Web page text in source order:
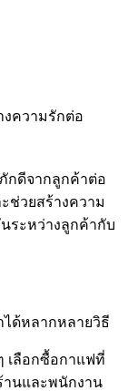
งความรักต่อ
กดีจากลูกค้าต่อ
ช่วยสร้างความ
ระหว่างลูกค้ากับ
ด้หลากหลายวิธี
เลือกซื้อกาแฟที่
านและพนักงาน